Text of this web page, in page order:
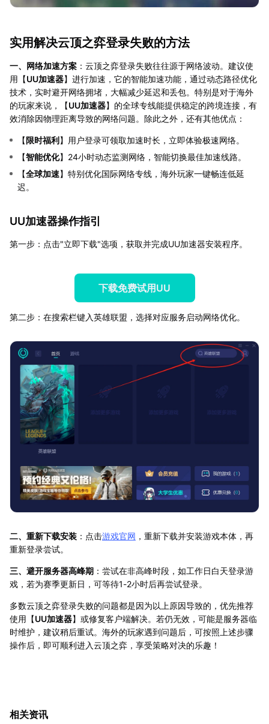
实用解决云顶之弈登录失败的方法
一、网络加速方案 ：云顶之弈登录失败往往源于网络波动。建议使
用【UU加速器】进行加速，它的智能加速功能，通过动态路径优化
技术，实时避开网络拥堵，大幅减少延迟和丢包。特别是对于海外
的玩家来说，【UU加速器】的全球专线能提供稳定的跨境连接，有
效消除因物理距离导致的网络问题。除此之外，还有其他优点：
【限时福利】用户登录可领取加速时长，立即体验极速网络。
【智能优化】24小时动态监测网络，智能切换最佳加速线路。
【全球加速】特别优化国际网络专线，海外玩家一键畅连低延
迟。
UU加速器操作指引
第一步：点击"立即下载"选项，获取并完成UU加速器安装程序。
下载免费试用UU
第二步：在搜索栏键入英雄联盟，选择对应服务启动网络优化。
二、重新下载安装 ：点击游戏官网 ，重新下载并安装游戏本体，再
重新登录尝试。
三、避开服务器高峰期 ：尝试在非高峰时段，如工作日白天登录游
戏，若为赛季更新日，可等待1-2小时后再尝试登录。
多数云顶之弈登录失败的问题都是因为以上原因导致的，优先推荐
使用【UU加速器】或修复客户端解决。若仍无效，可能是服务器临
时维护，建议稍后重试。海外的玩家遇到问题后，可按照上述步骤
操作后，即可顺利进入云顶之弈，享受策略对决的乐趣！
相关资讯